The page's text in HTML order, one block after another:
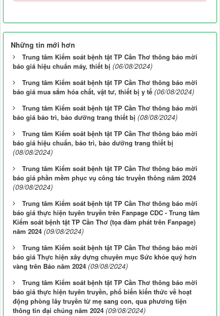
Những tin mới hơn
Trung tâm Kiểm soát bệnh tật TP Cần Thơ thông báo mời
báo giá hiệu chuẩn máy, thiết bị (06/08/2024)
Trung tâm Kiểm soát bệnh tật TP Cần Thơ thông báo mời
báo giá mua sắm hóa chất, vật tư, thiết bị y tế (06/08/2024)
Trung tâm Kiểm soát bệnh tật TP Cần Thơ thông báo mời
báo giá bảo trì, bảo dưỡng trang thiết bị (08/08/2024)
Trung tâm Kiểm soát bệnh tật TP Cần Thơ thông báo mời
báo giá hiệu chuẩn, bảo trì, bảo dưỡng trang thiết bị
(08/08/2024)
Trung tâm Kiểm soát bệnh tật TP Cần Thơ thông báo mời
báo giá phần mềm phục vụ công tác truyền thông năm 2024
(09/08/2024)
Trung tâm Kiểm soát bệnh tật TP Cần Thơ thông báo mời
báo giá thực hiện tuyên truyền trên Fanpage CDC - Trung tâm
Kiểm soát bệnh tật TP Cần Thơ (tọa đàm phát trên Fanpage)
năm 2024 (09/08/2024)
Trung tâm Kiểm soát bệnh tật TP Cần Thơ thông báo mời
báo giá Thực hiện xây dựng chuyên mục Sức khỏe quý hơn
vàng trên Báo năm 2024 (09/08/2024)
Trung tâm Kiểm soát bệnh tật TP Cần Thơ thông báo mời
báo giá thực hiện tuyên truyền, phổ biến kiến thức về hoạt
động phòng lây truyền từ mẹ sang con, qua phương tiện
thông tin đại chúng năm 2024 (09/08/2024)